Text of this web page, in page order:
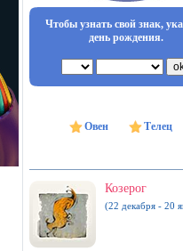
Чтобы узнать свой знак,
день рождения.
Овен Телец
Козерог
(22 декабря - 20